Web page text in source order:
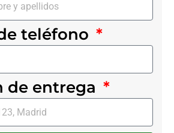
teléfono
de entrega